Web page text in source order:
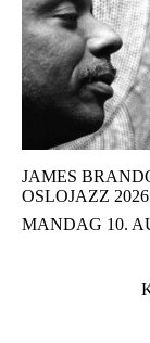
JAMES
OSLOJAZZ 2026
MANDAG 10.